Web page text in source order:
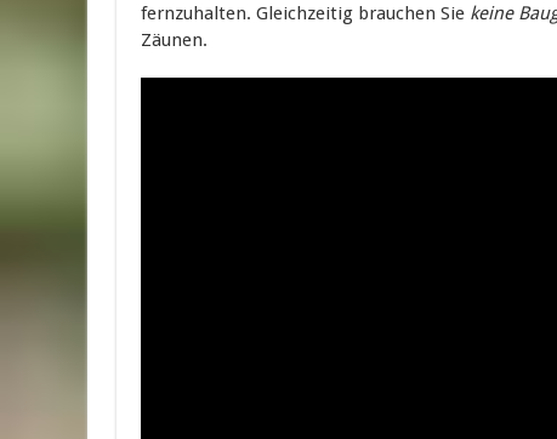
fernzuhalten. Gleichzeitig brauchen Sie keine
Zäunen.